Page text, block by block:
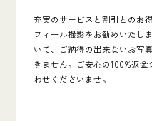
充実のサービスと割引とのお
フィール撮影をお勧めいたし
いて、ご納得の出来ないお写
きません。ご安心の100%返
わせくださいませ。